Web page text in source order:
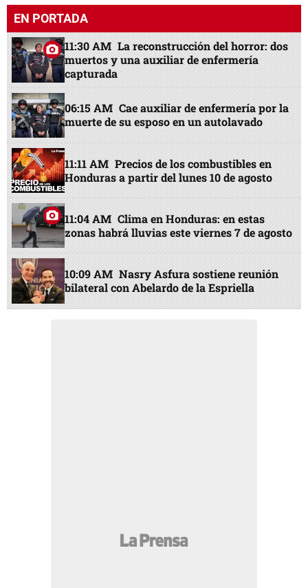
EN PORTADA
11:30 AM La reconstrucción del horror: dos
muertos y una auxiliar de enfermería
capturada
06:15 AM Cae auxiliar de enfermería por la
muerte de su esposo en un autolavado
11:11 AM Precios de los combustibles en
Honduras a partir del lunes 10 de agosto
11:04 AM Clima en Honduras: en estas
zonas habrá lluvias este viernes 7 de agosto
10:09 AM Nasry Asfura sostiene reunión
bilateral con Abelardo de la Espriella